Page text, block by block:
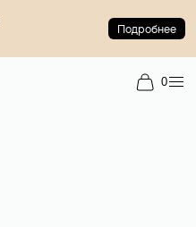
Подробнее
0